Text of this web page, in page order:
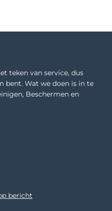
teken van service, dus
bent. Wat we doen is in te
Beschermen en
bericht